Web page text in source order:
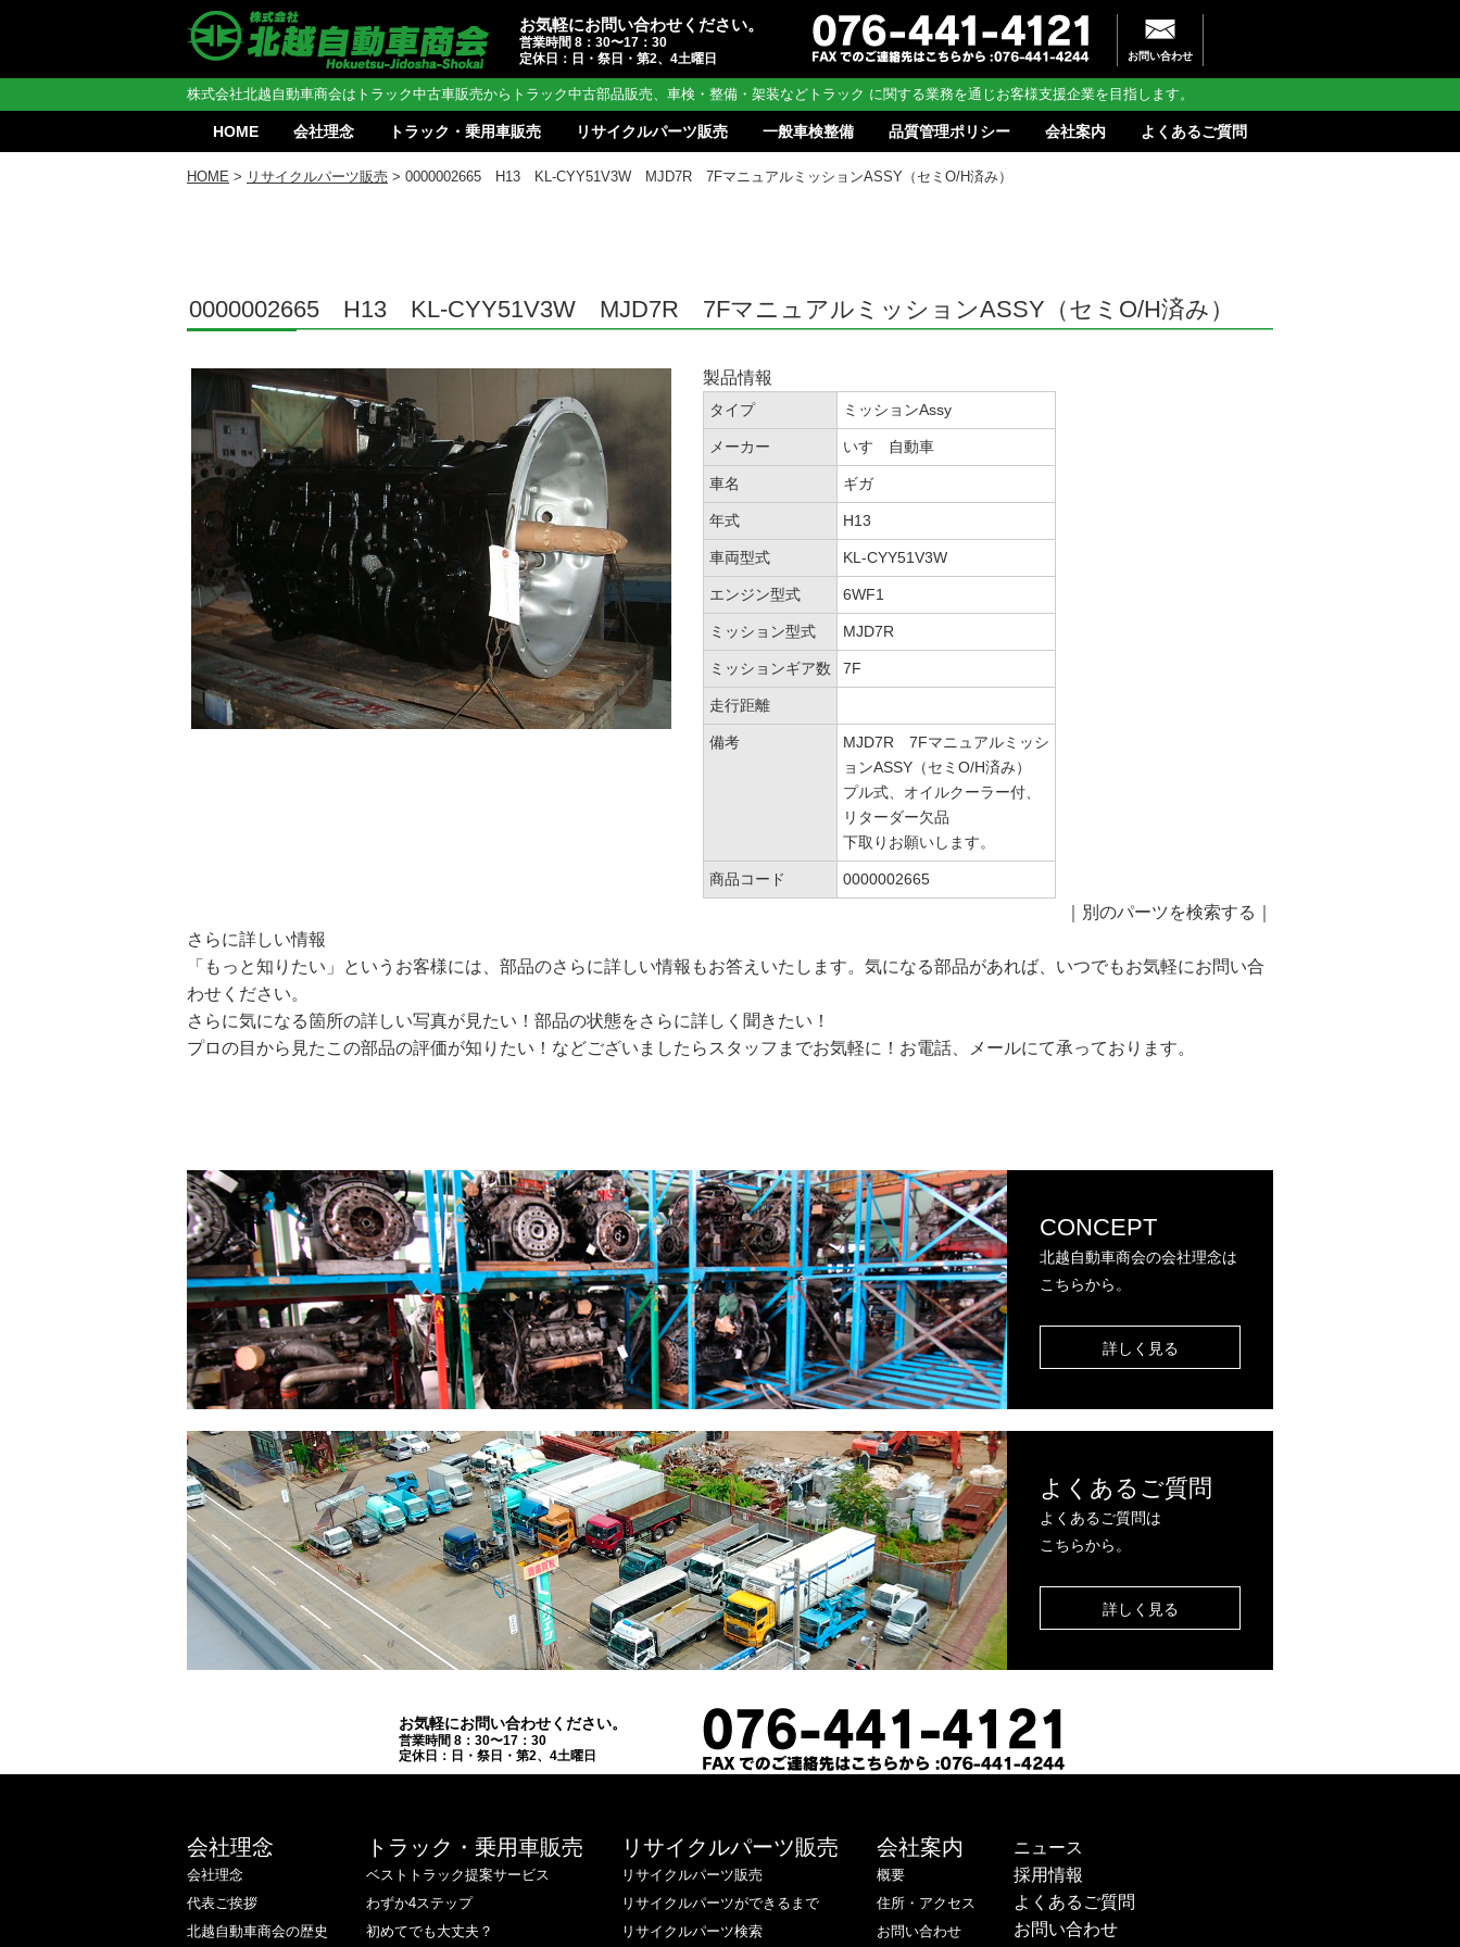
お気軽にお問い合わせください。
営業時間 8：30〜17：30
定休日：日・祭日・第2、4土曜日
お問い合わせ
株式会社北越自動車商会はトラック中古車販売からトラック中古部品販売、車検・整備・架装などトラック に関する業務を通じお客様支援企業を目指します。
HOME 会社理念 トラック・乗用車販売 リサイクルパーツ販売 一般車検整備 品質管理ポリシー 会社案内 よくあるご質問
HOME > リサイクルパーツ販売 > 0000002665 H13 KL-CYY51V3W MJD7R 7FマニュアルミッションASSY（セミO/H済み）
0000002665 H13 KL-CYY51V3W MJD7R 7FマニュアルミッションASSY（セミO/H済み）
製品情報
タイプ ミッションAssy
メーカー いすゞ自動車
車名 ギガ
年式 H13
車両型式 KL-CYY51V3W
エンジン型式 6WF1
ミッション型式 MJD7R
ミッションギア数 7F
走行距離
備考
MJD7R 7Fマニュアルミッシ
ョンASSY（セミO/H済み）
プル式、オイルクーラー付、
リターダー欠品
下取りお願いします。
商品コード 0000002665
別のパーツを検索する
さらに詳しい情報
「もっと知りたい」というお客様には、部品のさらに詳しい情報もお答えいたします。気になる部品があれば、いつでもお気軽にお問い合
わせください。
さらに気になる箇所の詳しい写真が見たい！部品の状態をさらに詳しく聞きたい！
プロの目から見たこの部品の評価が知りたい！などございましたらスタッフまでお気軽に！お電話、メールにて承っております。
CONCEPT
北越自動車商会の会社理念は
こちらから。
詳しく見る
よくあるご質問
よくあるご質問は
こちらから。
詳しく見る
お気軽にお問い合わせください。
営業時間 8：30〜17：30
定休日：日・祭日・第2、4土曜日
会社理念
会社理念
代表ご挨拶
北越自動車商会の歴史
トラック・乗用車販売
ベストトラック提案サービス
わずか4ステップ
初めてでも大丈夫？
リサイクルパーツ販売
リサイクルパーツ販売
リサイクルパーツができるまで
リサイクルパーツ検索
会社案内
概要
住所・アクセス
お問い合わせ
ニュース
採用情報
よくあるご質問
お問い合わせ